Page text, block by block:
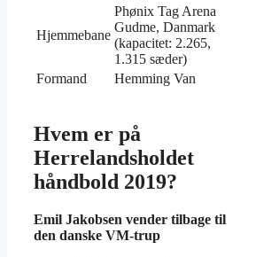
Hjemmebane
Phønix Tag Arena
Gudme, Danmark
(kapacitet: 2.265,
1.315 sæder)
Formand
Hemming Van
Hvem er på
Herrelandsholdet
håndbold 2019?
Emil Jakobsen vender tilbage til
den danske VM-trup